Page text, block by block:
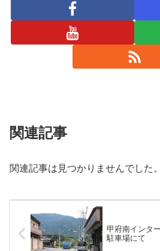
関連記事
関連記事は見つかりませんでした。
甲府南インタ
駐車場にて